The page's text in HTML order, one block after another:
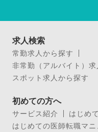
求人検索
常勤求人から探す
非常勤（アルバイト）求
スポット求人から探す
初めての方へ
サービス紹介
はじめ
はじめての医師転職マニ